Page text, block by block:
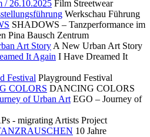
/ 26.10.2025 Film Streetwear
Werkschau Führung
SHADOWS – Tanzperformance im
Pina Bausch Zentrum
Art Story A New Urban Art Story
It Again I Have Dreamed It
Festival Playground Festival
COLORS DANCING COLORS
of Urban Art EGO – Journey of
- migrating Artists Project
10 Jahre